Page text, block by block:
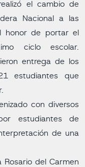
el cambio de
Nacional a las
honor de portar el
ciclo escolar.
entrega de los
estudiantes que
con diversos
estudiantes de
de una
Rosario del Carmen